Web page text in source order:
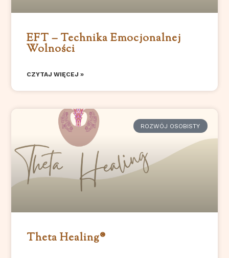
EFT – Technika Emocjonalnej
Wolności
CZYTAJ WIĘCEJ »
ROZWÓJ OSOBISTY
Theta Healing®